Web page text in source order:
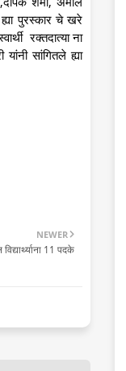
पुरस्कार चे खरे
रक्तदात्या ना
सांगितले ह्या
NEWER
11 पदके